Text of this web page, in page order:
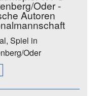
Oder -
Autoren
Spiel in
Oder